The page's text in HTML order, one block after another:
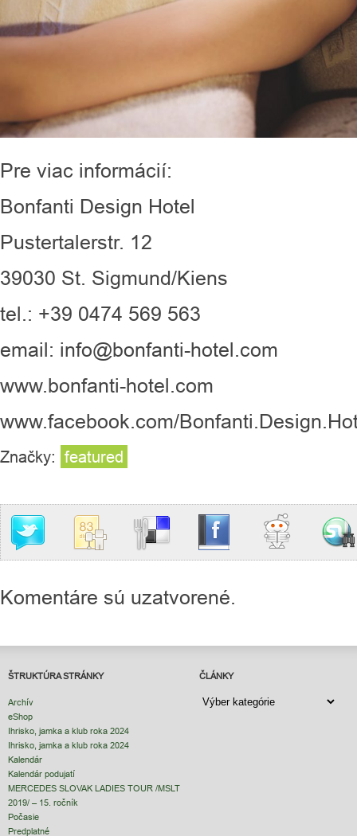
Pre viac informácií:
Bonfanti Design Hotel
Pustertalerstr. 12
39030 St. Sigmund/Kiens
tel.: +39 0474 569 563
email: info@bonfanti-hotel.com
www.bonfanti-hotel.com
www.facebook.com/
Značky: featured
Komentáre sú uzatvorené.
ŠTRUKTÚRA STRÁNKY
Archív
eShop
Ihrisko, jamka a klub roka 2024
Ihrisko, jamka a klub roka 2024
Kalendár
Kalendár podujatí
MERCEDES SLOVAK LADIES TOUR /MSLT
2019/ – 15. ročník
Počasie
Predplatné
ČLÁNKY
ČLÁNKY